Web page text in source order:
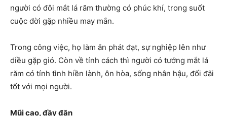
người có đôi mắt lá răm thường có phúc khí, trong suốt
cuộc đời gặp nhiều may mắn.
Trong công việc, họ làm ăn phát đạt, sự nghiệp lên như
diều gặp gió. Còn về tính cách thì người có tướng mắt lá
răm có tính tình hiền lành, ôn hòa, sống nhân hậu, đối đãi
tốt với mọi người.
Mũi cao, đầy đặn